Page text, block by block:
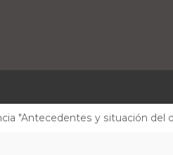
"Antecedentes y situación del